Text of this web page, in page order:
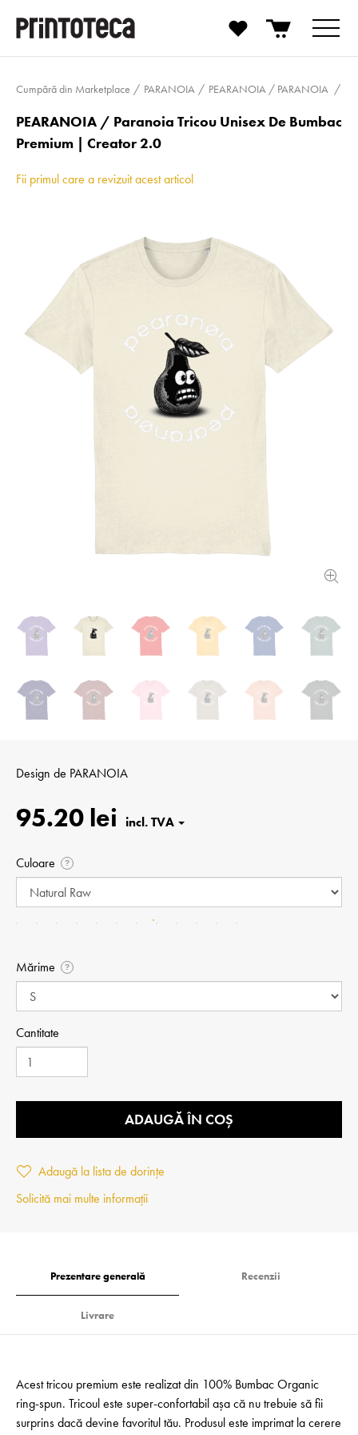
Cumpără din Marketplace PARANOIA PEARANOIA / PARANOIA
PEARANOIA / Paranoia Tricou Unisex De Bumbac
Premium | Creator 2.0
Fii primul care a revizuit acest articol
Design de PARANOIA
95.20 lei
Culoare ?
Mărime ?
Cantitate
ADAUGĂ ÎN COȘ
Adaugă la lista de dorințe
Solicită mai multe informații
Prezentare generală Recenzii
Livrare
Acest tricou premium este realizat din 100% Bumbac Organic
ring-spun. Tricoul este super-confortabil așa că nu trebuie să fii
surprins dacă devine favoritul tău. Produsul este imprimat la cerere